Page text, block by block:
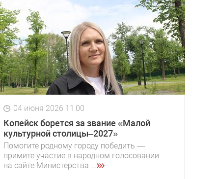
04 июня 2026 11:00
Копейск борется за звание «Малой
культурной столицы–2027»
Помогите родному городу победить —
примите участие в народном голосовании
на сайте Министерства ...